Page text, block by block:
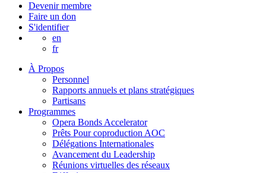
Devenir membre
Faire un don
S'identifier
en
fr
À Propos
Personnel
Rapports annuels et plans stratégiques
Partisans
Programmes
Opera Bonds Accelerator
Prêts Pour coproduction AOC
Délégations Internationales
Avancement du Leadership
Réunions virtuelles des réseaux